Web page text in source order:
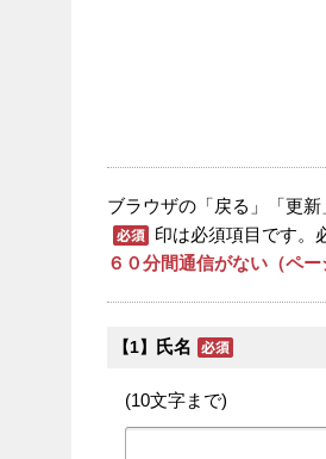
ブラウザの「戻る」「更
印は必須項目です。
６０分間通信がない（ペ
【1】 氏名
(10文字まで)